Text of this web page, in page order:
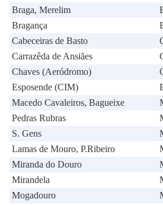
Braga, Merelim
Bragança
Cabeceiras de Basto
Carrazêda de Ansiães
Chaves (Aeródromo)
Esposende (CIM)
Macedo Cavaleiros, Bagueixe
Pedras Rubras
S. Gens
Lamas de Mouro, P.Ribeiro
Miranda do Douro
Mirandela
Mogadouro